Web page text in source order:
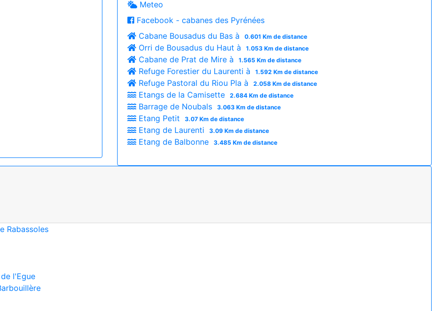
Meteo
Facebook - cabanes des Pyrénées
Cabane Bousadus du Bas à
0.601 Km de distance
Orri de Bousadus du Haut à 1.053 Km de distance
Cabane de Prat de Mire à 1.565 Km de distance
Refuge Forestier du Laurenti à 1.592 Km de distance
Refuge Pastoral du Riou Pla à 2.058 Km de distance
Etangs de la Camisette 2.684 Km de distance
Barrage de Noubals 3.063 Km de distance
Etang Petit 3.07 Km de distance
Etang de Laurenti 3.09 Km de distance
Etang de Balbonne 3.485 Km de distance
Rabassoles
l'Egue